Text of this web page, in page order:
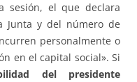
sesión, el que declara
Junta y del número de
personalmente o
en el capital social». Si
del presidente